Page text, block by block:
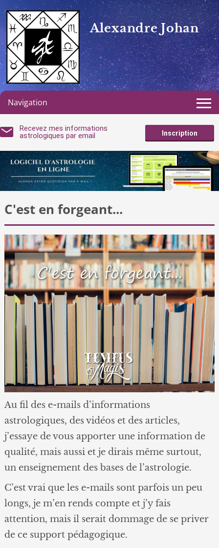
Alexandre Johan
Navigation
Recevez mes informations
astrologiques par email
Inscription
C'est en forgeant...
Au fil des e-mails d’informations
astrologiques, des vidéos et des articles,
j’essaye de vous apporter une information de
qualité, mais aussi et je dirais même surtout,
un enseignement des bases de l’astrologie.
C’est vrai que les e-mails sont parfois un peu
longs, je m’en rends compte et j’y fais
attention, mais il serait dommage de se priver
de ce support pédagogique.